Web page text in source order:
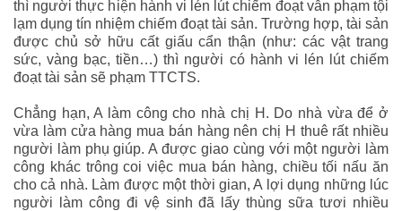
thì người thực hiện hành vi lén lút chiếm đoạt vẫn phạm tội
lạm dụng tín nhiệm chiếm đoạt tài sản. Trường hợp, tài sản
được chủ sở hữu cất giấu cẩn thận (như: các vật trang
sức, vàng bạc, tiền…) thì người có hành vi lén lút chiếm
đoạt tài sản sẽ phạm TTCTS.
Chẳng hạn, A làm công cho nhà chị H. Do nhà vừa để ở
vừa làm cửa hàng mua bán hàng nên chị H thuê rất nhiều
người làm phụ giúp. A được giao cùng với một người làm
công khác trông coi việc mua bán hàng, chiều tối nấu ăn
cho cả nhà. Làm được một thời gian, A lợi dụng những lúc
người làm công đi vệ sinh đã lấy thùng sữa tươi nhiều